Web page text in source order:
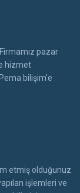
pazar
hizmet
bilişim'e
etmiş olduğunuz
işlemleri ve